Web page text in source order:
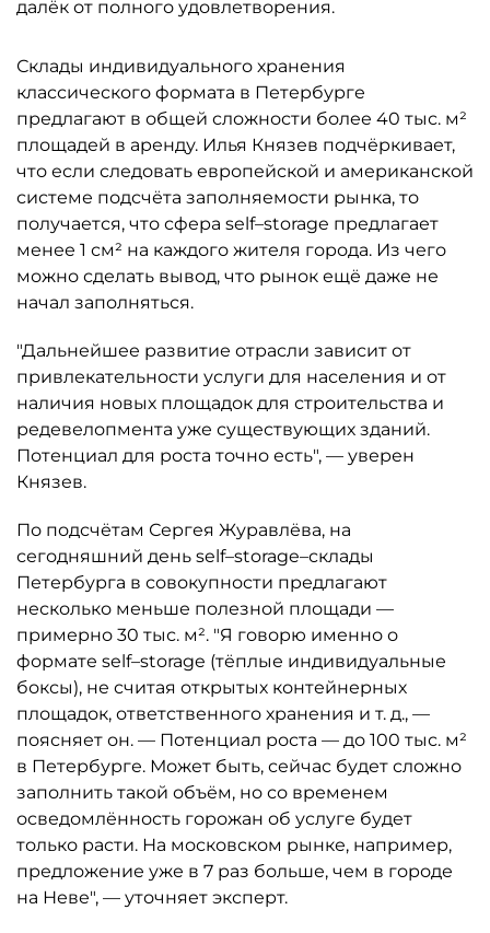
далёк от полного удовлетворения.
Склады индивидуального хранения
классического формата в Петербурге
предлагают в общей сложности более 40 тыс. м²
площадей в аренду. Илья Князев подчёркивает,
что если следовать европейской и американской
системе подсчёта заполняемости рынка, то
получается, что сфера self–storage предлагает
менее 1 см² на каждого жителя города. Из чего
можно сделать вывод, что рынок ещё даже не
начал заполняться.
"Дальнейшее развитие отрасли зависит от
привлекательности услуги для населения и от
наличия новых площадок для строительства и
редевелопмента уже существующих зданий.
Потенциал для роста точно есть", — уверен
Князев.
По подсчётам Сергея Журавлёва, на
сегодняшний день self–storage–склады
Петербурга в совокупности предлагают
несколько меньше полезной площади —
примерно 30 тыс. м². "Я говорю именно о
формате self–storage (тёплые индивидуальные
боксы), не считая открытых контейнерных
площадок, ответственного хранения и т. д., —
поясняет он. — Потенциал роста — до 100 тыс. м²
в Петербурге. Может быть, сейчас будет сложно
заполнить такой объём, но со временем
осведомлённость горожан об услуге будет
только расти. На московском рынке, например,
предложение уже в 7 раз больше, чем в городе
на Неве", — уточняет эксперт.